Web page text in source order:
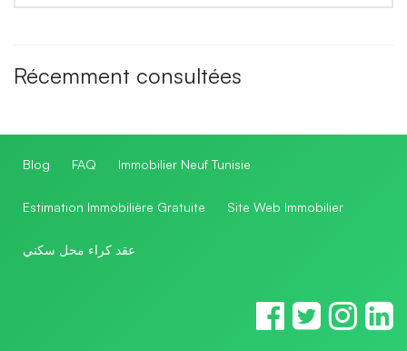
Récemment consultées
Blog FAQ Immobilier Neuf Tunisie
Estimation Immobilière Gratuite Site Web Immobilier
عقد كراء محل سكني